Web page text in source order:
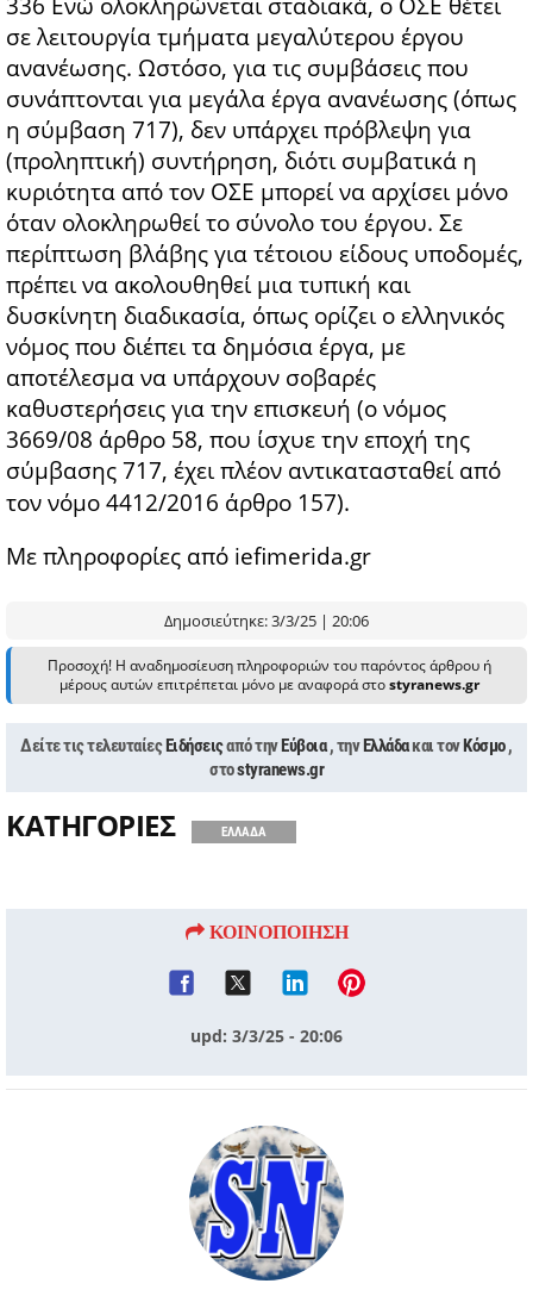
σε λειτουργία τμήματα μεγαλύτερου έργου
ανανέωσης. Ωστόσο, για τις συμβάσεις που
συνάπτονται για μεγάλα έργα ανανέωσης (όπως
η σύμβαση 717), δεν υπάρχει πρόβλεψη για
(προληπτική) συντήρηση, διότι συμβατικά η
κυριότητα από τον ΟΣΕ μπορεί να αρχίσει μόνο
όταν ολοκληρωθεί το σύνολο του έργου. Σε
περίπτωση βλάβης για τέτοιου είδους υποδομές,
πρέπει να ακολουθηθεί μια τυπική και
δυσκίνητη διαδικασία, όπως ορίζει ο ελληνικός
νόμος που διέπει τα δημόσια έργα, με
αποτέλεσμα να υπάρχουν σοβαρές
καθυστερήσεις για την επισκευή (ο νόμος
3669/08 άρθρο 58, που ίσχυε την εποχή της
σύμβασης 717, έχει πλέον αντικατασταθεί από
τον νόμο 4412/2016 άρθρο 157).
Με πληροφορίες από iefimerida.gr
Δημοσιεύτηκε: 3/3/25 | 20:06
Προσοχή! Η αναδημοσίευση πληροφοριών του παρόντος άρθρου ή
μέρους αυτών επιτρέπεται μόνο με αναφορά στοstyranews.gr
Δείτε τις τελευταίεςΕιδήσειςαπό τηνΕύβοια , τηνΕλλάδακαι τονΚόσμο,
στοstyranews.gr
ΚΑΤΗΓΟΡΙΕΣ ΕΛΛΑΔΑ
ΚΟΙΝΟΠΟΙΗΣΗ
upd: 3/3/25 - 20:06